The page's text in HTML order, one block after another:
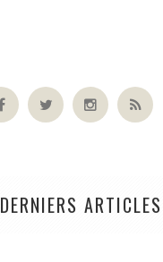
DERNIERS ARTICLES